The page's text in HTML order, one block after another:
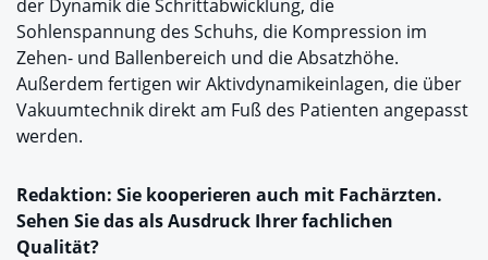
der Dynamik die Schrittabwicklung, die
Sohlenspannung des Schuhs, die Kompression im
Zehen- und Ballenbereich und die Absatzhöhe.
Außerdem fertigen wir Aktivdynamikeinlagen, die über
Vakuumtechnik direkt am Fuß des Patienten angepasst
werden.
Redaktion: Sie kooperieren auch mit Fachärzten.
Sehen Sie das als Ausdruck Ihrer fachlichen
Qualität?